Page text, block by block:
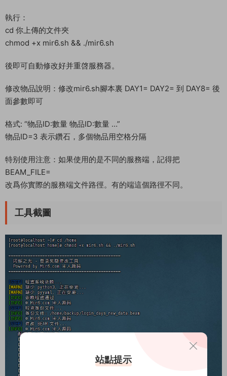
執行：
cd 你上傳的文件夾
chmod +x mir6.sh && ./mir6.sh
後即可自動修改好并重啓服務器。
修改物品說明：修改mir6.sh腳本裏 DAY1= DAY2= 到 DAY8= 後
面參數即可
格式: “物品ID:數量 物品ID:數量 …”
物品ID=3 表示鑽石，多個物品用空格分隔
特别使用注意：如果使用的是不同的服務端，記得把
BEAM_FILE=
改爲你實際的服務端文件路徑。有的端這個路徑不同。
工具截圖
站點提示